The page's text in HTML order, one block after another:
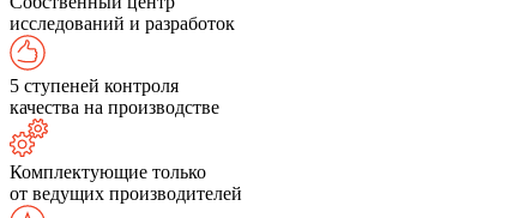
исследований и разработок
5 ступеней контроля
качества на производстве
Комплектующие только
от ведущих производителей